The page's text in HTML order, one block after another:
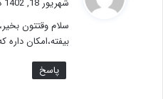
ت
:
شهریور 18, 1402 در 1:25 ب.ظ
سلام وقتتون
بیفته،امکان داره
پاسخ